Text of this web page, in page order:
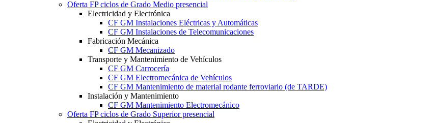
Oferta FP ciclos de Grado Medio presencial
Electricidad y Electrónica
CF GM Instalaciones Eléctricas y Automáticas
CF GM Instalaciones de Telecomunicaciones
Fabricación Mecánica
CF GM Mecanizado
Transporte y Mantenimiento de Vehículos
CF GM Carrocería
CF GM Electromecánica de Vehículos
CF GM Mantenimiento de material rodante ferroviario (de TARDE)
Instalación y Mantenimiento
CF GM Mantenimiento Electromecánico
Oferta FP ciclos de Grado Superior presencial